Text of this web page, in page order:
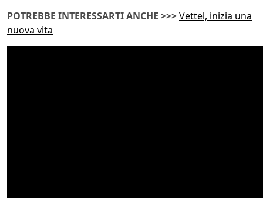
POTREBBE INTERESSARTI ANCHE >>>Vettel, inizia una
nuova vita